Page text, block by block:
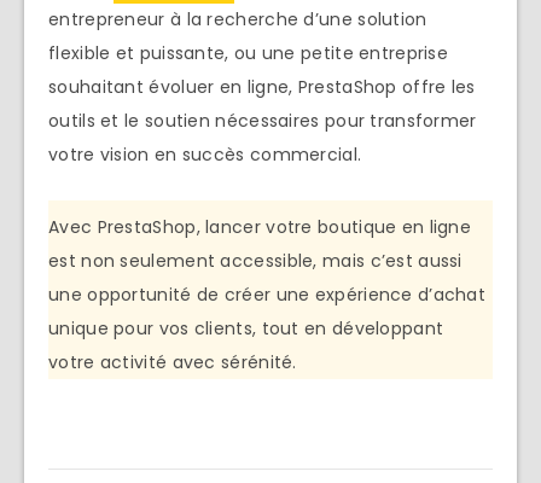
entrepreneur à la recherche d’une solution
flexible et puissante, ou une petite entreprise
souhaitant évoluer en ligne, PrestaShop offre les
outils et le soutien nécessaires pour transformer
votre vision en succès commercial.
Avec PrestaShop, lancer votre boutique en ligne
est non seulement accessible, mais c’est aussi
une opportunité de créer une expérience d’achat
unique pour vos clients, tout en développant
votre activité avec sérénité.